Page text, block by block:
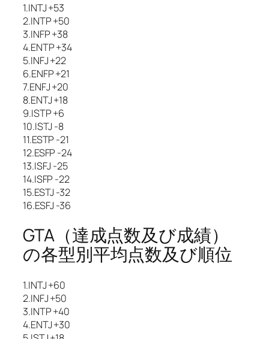
1.INTJ +53
2.INTP +50
3.INFP +38
4.ENTP +34
5.INFJ +22
6.ENFP +21
7.ENFJ +20
8.ENTJ +18
9.ISTP +6
10.ISTJ -8
11.ESTP -21
12.ESFP -24
13.ISFJ -25
14.ISFP -22
15.ESTJ -32
16.ESFJ -36
GTA（達成点数及び成績）
の各型別平均点数及び順位
1.INTJ +60
2.INFJ +50
3.INTP +40
4.ENTJ +30